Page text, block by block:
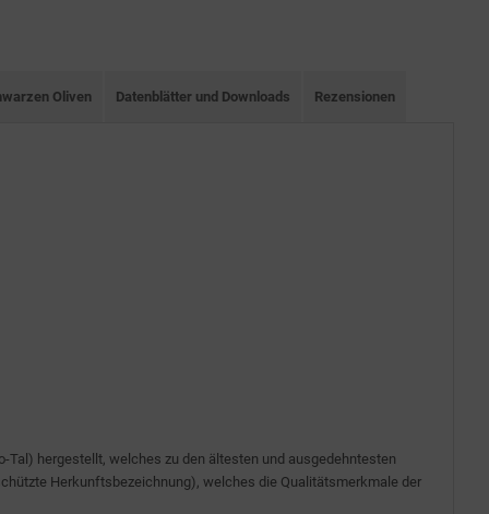
Oliven Datenblätter und Downloads Rezensionen
Tal) hergestellt, welches zu den ältesten und ausgedehntesten
Herkunftsbezeichnung), welches die Qualitätsmerkmale der